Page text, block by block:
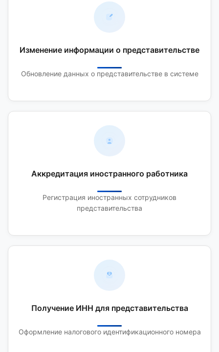
Изменение информации о представительстве
Обновление данных о представительстве в системе
Аккредитация иностранного работника
Регистрация иностранных сотрудников
представительства
Получение ИНН для представительства
Оформление налогового идентификационного номера